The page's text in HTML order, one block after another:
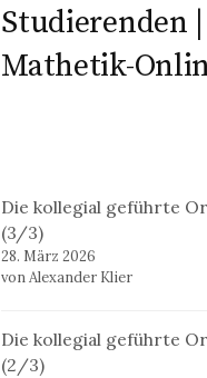
Studierenden |
Mathetik-
Die kollegial geführte
(3/3)
28. März 2026
von Alexander Klier
Die kollegial geführte
(2/3)